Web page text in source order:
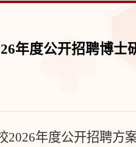
年度公开招聘博士
2026年度公开招聘方